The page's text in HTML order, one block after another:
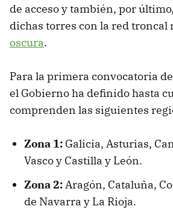
de acceso y también, por
dichas torres con la red troncal
oscura.
Para la primera convocatoria
el Gobierno ha definido hasta
comprenden las siguientes
Zona 1: Galicia, Asturias,
Vasco y Castilla y León.
Zona 2:Aragón, Cataluña,
de Navarra y La Rioja.